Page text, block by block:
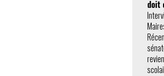
doit